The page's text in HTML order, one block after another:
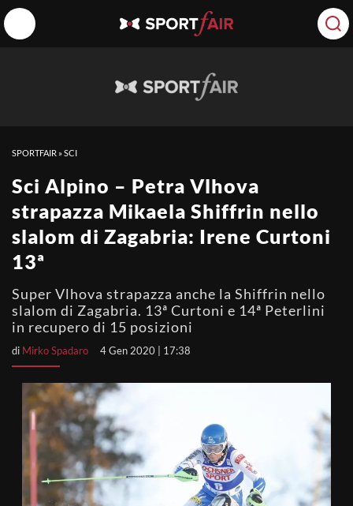
SPORTFAIR »SCI
Sci Alpino – Petra Vlhova
strapazza Mikaela Shiffrin nello
slalom di Zagabria: Irene Curtoni
13ª
Super Vlhova strapazza anche la Shiffrin nello
slalom di Zagabria. 13ª Curtoni e 14ª Peterlini
in recupero di 15 posizioni
di Mirko Spadaro 4 Gen 2020 | 17:38